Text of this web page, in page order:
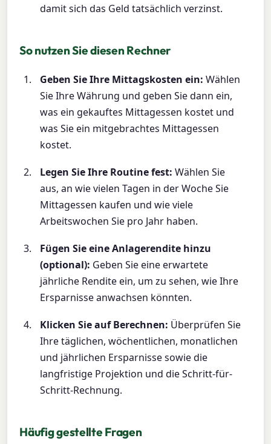
damit sich das Geld tatsächlich verzinst.
So nutzen Sie diesen Rechner
Geben Sie Ihre Mittagskosten ein: Wählen
Sie Ihre Währung und geben Sie dann ein,
was ein gekauftes Mittagessen kostet und
was Sie ein mitgebrachtes Mittagessen
kostet.
Legen Sie Ihre Routine fest: Wählen Sie
aus, an wie vielen Tagen in der Woche Sie
Mittagessen kaufen und wie viele
Arbeitswochen Sie pro Jahr haben.
Fügen Sie eine Anlagerendite hinzu
(optional): Geben Sie eine erwartete
jährliche Rendite ein, um zu sehen, wie Ihre
Ersparnisse anwachsen könnten.
Klicken Sie auf Berechnen: Überprüfen Sie
Ihre täglichen, wöchentlichen, monatlichen
und jährlichen Ersparnisse sowie die
langfristige Projektion und die Schritt-für-
Schritt-Rechnung.
Häufig gestellte Fragen